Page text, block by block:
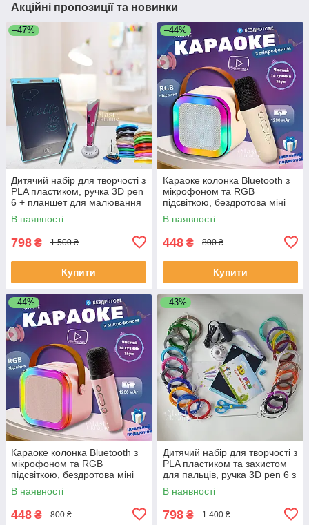
Акційні пропозиції та новинки
–47%
Дитячий набір для творчості з
PLA пластиком, ручка 3D pen
6 + планшет для малювання
Рожевий ML-6-Pink
В наявності
798 ₴ 1 500 ₴
Купити
–44%
Караоке колонка Bluetooth з
мікрофоном та RGB
підсвіткою, бездротова міні
акустика з USB, TF, AUX
Бежева, K12-Beige
В наявності
448 ₴ 800 ₴
Купити
–44%
Караоке колонка Bluetooth з
мікрофоном та RGB
підсвіткою, бездротова міні
акустика з USB, TF, AUX
Рожева, K12-Pink
В наявності
448 ₴ 800 ₴
–43%
Дитячий набір для творчості з
PLA пластиком та захистом
для пальців, ручка 3D pen 6 з
Lеd дисплеєм, ML-6-Blue
В наявності
798 ₴ 1 400 ₴